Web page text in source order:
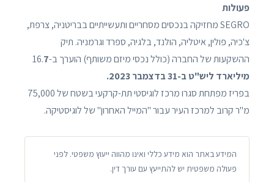
פעולות
SEGRO מחזיקה בנכסים מסחריים ותעשייתיים בבריטניה, צרפת,
צ'כיה, פולין, איטליה, הולנד, בלגיה, ספרד וגרמניה. תיק
ההשקעות של החברה (כולל נכסי מיזם משותף) הוערך ב-16.7
מיליארד ליש"ט ב-31 בדצמבר 2023.
בפריז מפתחת סגרו מרכז לוגיסטי תת-קרקעי בשטח של 75,000
מ"ר קרוב למרכז העיר עבור "המייל האחרון" של לוגיסטיקה.
המידע באתר הוא מידע כללי ואינו מהווה ייעוץ משפטי. לפני
פעולה משפטית יש להתייעץ עם עורך דין.